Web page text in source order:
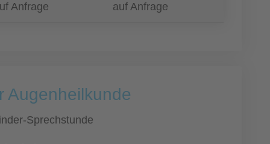
Anfrage auf Anfrage
Augenheilkunde
Sprechstunde